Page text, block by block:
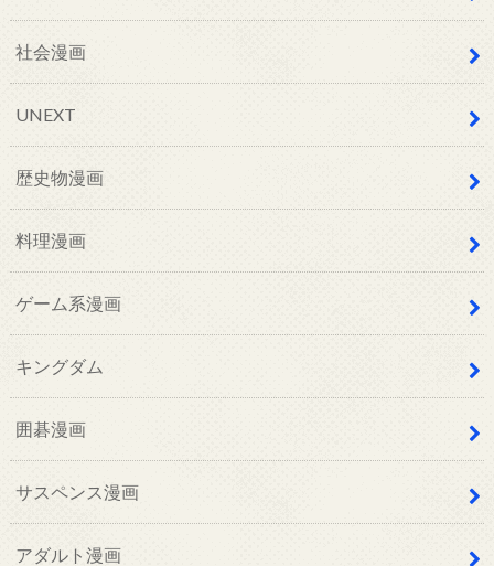
社会漫画
UNEXT
歴史物漫画
料理漫画
ゲーム系漫画
キングダム
囲碁漫画
サスペンス漫画
アダルト漫画